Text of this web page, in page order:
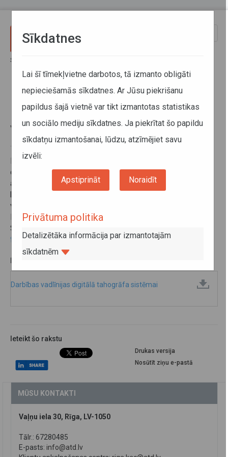
Sākums
Digitālo tahogrāfu ieviešanas vadlīnijas
Digitālo tahogrāfu ieviešanas
vadlīnijas
16. septembris 2016
Latvijas kompetentās institūcijas darbības vadlīnijas
digitālā tahogrāfa sistēmai ir grozītas 2011.gadā,
atbilstoši Autopārvadājumu likuma 6.punktam, nominējot
valsts SIA Autotransporta direkcija. Pēdējos grozījumus
Eiropas Komisija apstiprināja 2016.gada 7.septembrī.
Saskaņoto tekstu angļu valodā skatīt
for the Digital Tachograph System.
Darbības vadlīnijas digitālā tahogrāfa sistēmai
Ieteikt šo rakstu
Drukas versija
Nosūtīt ziņu e-pastā
MŪSU KONTAKTI
Vaļņu iela 30, Rīga, LV-1050
Tālr.: 67280485
E-pasts: info@atd.lv
Sīkdatnes
Lai šī tīmekļvietne darbotos, tā izmanto obligāti
nepieciešamās sīkdatnes. Ar Jūsu piekrišanu
papildus šajā vietnē var tikt izmantotas statistikas
un sociālo mediju sīkdatnes. Ja piekrītat šo papildu
sīkdatņu izmantošanai, lūdzu, atzīmējiet savu
izvēli:
Apstiprināt Noraidīt
Privātuma politika
Detalizētāka informācija par izmantotajām
sīkdatnēm